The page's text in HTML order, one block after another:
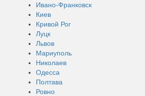
Ивано-Франковск
Киев
Кривой Рог
Луцк
Львов
Мариуполь
Николаев
Одесса
Полтава
Ровно